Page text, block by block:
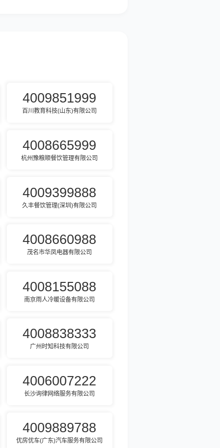
4009851999
百川教育科技(山东)有限公司
4008665999
杭州豫粮顺餐饮管理有限公司
4009399888
久丰餐饮管理(深圳)有限公司
4008660988
茂名市华凤电器有限公司
4008155088
南京雨人冷暖设备有限公司
4008838333
广州时知科技有限公司
4006007222
长沙询律网络服务有限公司
4009889788
优房优车(广东)汽车服务有限公司